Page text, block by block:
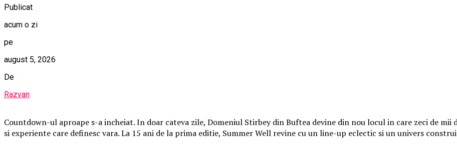
Publicat
acum o zi
pe
august 5, 2026
De
Razvan
Countdown-ul aproape s-a incheiat. In doar cateva zile, Domeniul Stirbey din Buftea devine din nou locul in care zeci de
si experiente care definesc vara. La 15 ani de la prima editie, Summer Well revine cu un line-up eclectic si un univers